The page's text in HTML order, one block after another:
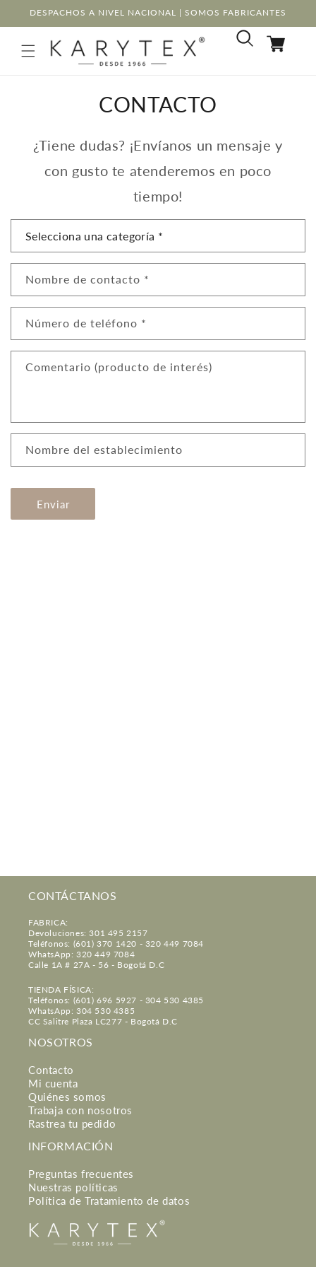
directamente
al contenido
DESPACHOS A NIVEL NACIONAL | SOMOS FABRICANTES
Carrito
CONTACTO
¿Tiene dudas? ¡Envíanos un mensaje y
con gusto te atenderemos en poco
tiempo!
r
u
a
r
e
o
n
a
Nombre de contacto *
Número de teléfono *
Comentario (producto de interés)
Nombre del establecimiento
Enviar
CONTÁCTANOS
FABRICA:
Devoluciones: 301 495 2157
Teléfonos: (601) 370 1420 - 320 449 7084
WhatsApp: 320 449 7084
Calle 1A # 27A - 56 - Bogotá D.C
TIENDA FÍSICA:
Teléfonos: (601) 696 5927 - 304 530 4385
WhatsApp: 304 530 4385
CC Salitre Plaza LC277 - Bogotá D.C
NOSOTROS
Contacto
Mi cuenta
Quiénes somos
Trabaja con nosotros
Rastrea tu pedido
INFORMACIÓN
Preguntas frecuentes
Nuestras políticas
Política de Tratamiento de datos